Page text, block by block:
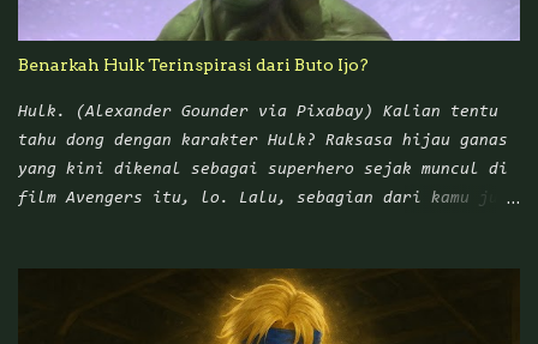
hari. Namun ketika Tatang S mengangkat para
maupun kekinian pada zaman itu menjadi topik
utamanya. Banyak ceritanya yang terinspirasi dari
kehidupan masyarakat kelas menengah ke bawah.
Menariknya, dahulu kita sering menemukan komik-komik
Tatang S yang berjudul Punakawan Tumaritis di
Benarkah Hulk Terinspirasi dari Buto Ijo?
Hulk. (Alexander Gounder via Pixabay) Kalian tentu
tahu dong dengan karakter Hulk? Raksasa hijau ganas
yang kini dikenal sebagai superhero sejak muncul di
film Avengers itu, lo. Lalu, sebagian dari kamu juga
dengan sebutan Buto Ijo. Bahkan, ada bisik-bisik
yang mengatakan karakter monster raksasa hijau asal